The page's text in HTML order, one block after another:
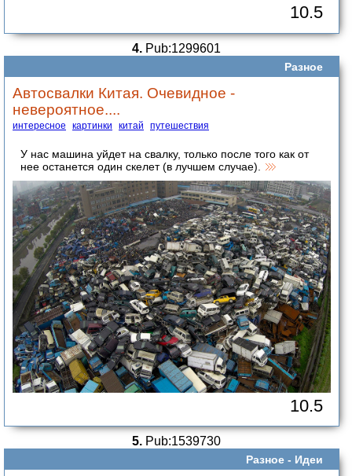
10.5
4.Pub:1299601
Разное
Автосвалки Китая. Очевидное -
невероятное....
интересное картинки китай путешествия
У нас машина уйдет на свалку, только после того как от
нее останется один скелет (в лучшем случае).
10.5
5.Pub:1539730
Разное - Идеи